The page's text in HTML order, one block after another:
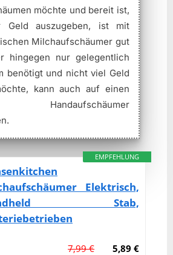
möchte und bereit ist,
Geld auszugeben, ist mit
Milchaufschäumer gut
hingegen nur gelegentlich
benötigt und nicht viel Geld
kann auch auf einen
Handaufschäumer
EMPFEHLUNG
Elektrisch,
Stab,
5,89 €
7,99 €